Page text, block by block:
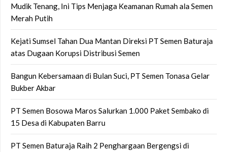
Mudik Tenang, Ini Tips Menjaga Keamanan Rumah ala Semen
Merah Putih
Kejati Sumsel Tahan Dua Mantan Direksi PT Semen Baturaja
atas Dugaan Korupsi Distribusi Semen
Bangun Kebersamaan di Bulan Suci, PT Semen Tonasa Gelar
Bukber Akbar
PT Semen Bosowa Maros Salurkan 1.000 Paket Sembako di
15 Desa di Kabupaten Barru
PT Semen Baturaja Raih 2 Penghargaan Bergengsi di